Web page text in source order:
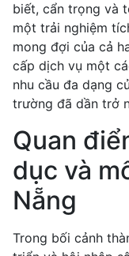
biết, cẩn trọng và
một trải nghiệm
mong đợi của cả
cấp dịch vụ một
nhu cầu đa dạng
trường đã dần trở
Quan
dục và
Nẵng
Trong bối cảnh